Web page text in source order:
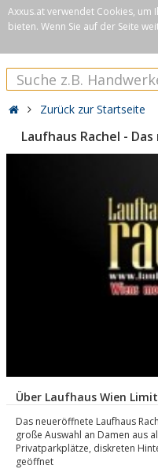
Axxus.at verwendet Cookies, um
bieten. Wenn Sie auf der Seite
Zurück zur Startseite
Laufhaus Rachel -
Über Laufhaus Wien
Das neueröffnete Laufhaus
große Auswahl an Damen aus
Privatparkplätze, diskreten
geöffnet